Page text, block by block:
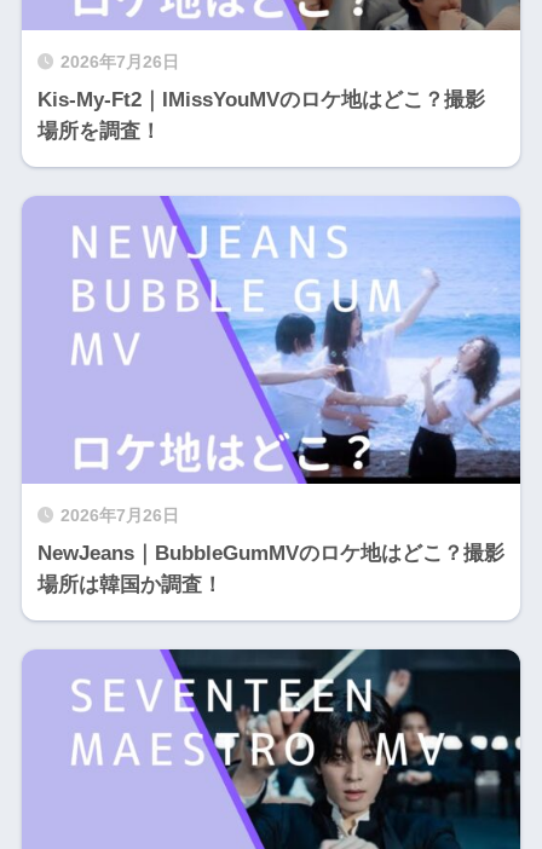
2026年7月26日
Kis-My-Ft2｜IMissYouMVのロケ地はどこ？撮影
場所を調査！
2026年7月26日
NewJeans｜BubbleGumMVのロケ地はどこ？撮影
場所は韓国か調査！